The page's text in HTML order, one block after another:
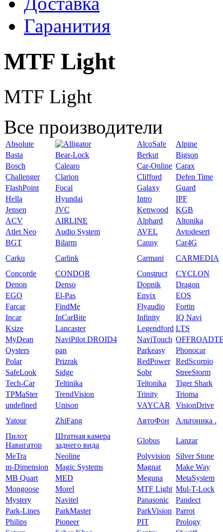
Гаранития
MTF Light
MTF Light
Все производители
Absolute AlcoSafe
Alpine
Basta
Bear-Lock Berkut
Bigson
Bosch
Calearo Car-Online Carax
Challenger
Clarion Clifford
Defen Time
FlashPoint
Focal Galaxy
Guard
Hella
Hyundai Intro
IPF
Jensen
JVC Kenwood
KGB
ACV
AIRLINE Alphard
Altonika
Atlet Neo
Audio System AVEL
Avtodesert
BGT
Bilarm Canny
Car4G
Carku
Carlink Carmani
CARMEDIA
Concorde
CONDOR Construct
CYCLON
Denon
Denso Dopnik
Dragon
EGO
El-Pas Envix
EOS
Farcar
FindMe Flyaudio
Fortin
Incar
InCarBite Infinity
IQ Navi
Ksize
Lancaster Legendford LTS
MyDean
NaviPilot DROID4 NaviTouch
Oysters
pan Parkeasy
Phonocar
Polar
Prizrak RedPower
RedScorpio
SafeLook
Sidge Sobr
StreeStorm
Tech-Car
Teltinika Teltonika
Tiger Shark
TPMaSter
TrendVision Trinity
Trioma
undefined
Unison VAYCAR
VisionDrive
Yatour
ZhiFang АвтоФон
Альтоника .
Пилот
Навигатор
Штатная камера
заднего вида
Globus
Lanzar
MeTra
Neoline Polyvision
Silver Stone
m-Dimension
Magic Systems Magnat
Make Way
MB Quart
MED Meguna
MetaSystem
Mongoose
Morel MTF Light Mul-T-Lock
Mystery
Navitel Panasonic
Pandect
Park-Lines
ParkMaster ParkVision Parrot
Philips
Pioneer PIT
Prology